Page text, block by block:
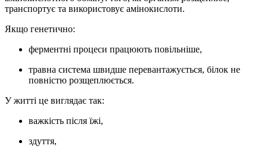
транспортує та використовує амінокислоти.
Якщо генетично:
ферментні процеси працюють повільніше,
травна система швидше перевантажується, білок не
повністю розщеплюється.
У житті це виглядає так:
важкість після їжі,
здуття,